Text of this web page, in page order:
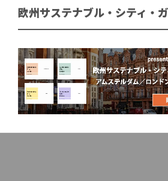
欧州サステナブル・シティ・